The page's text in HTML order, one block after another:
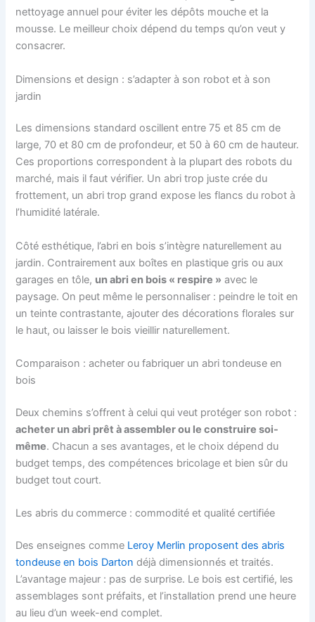
nettoyage annuel pour éviter les dépôts mouche et la
mousse. Le meilleur choix dépend du temps qu’on veut y
consacrer.
Dimensions et design : s’adapter à son robot et à son
jardin
Les dimensions standard oscillent entre 75 et 85 cm de
large, 70 et 80 cm de profondeur, et 50 à 60 cm de hauteur.
Ces proportions correspondent à la plupart des robots du
marché, mais il faut vérifier. Un abri trop juste crée du
frottement, un abri trop grand expose les flancs du robot à
l’humidité latérale.
Côté esthétique, l’abri en bois s’intègre naturellement au
jardin. Contrairement aux boîtes en plastique gris ou aux
garages en tôle, un abri en bois « respire » avec le
paysage. On peut même le personnaliser : peindre le toit en
un teinte contrastante, ajouter des décorations florales sur
le haut, ou laisser le bois vieillir naturellement.
Comparaison : acheter ou fabriquer un abri tondeuse en
bois
Deux chemins s’offrent à celui qui veut protéger son robot :
acheter un abri prêt à assembler ou le construire soi-
même. Chacun a ses avantages, et le choix dépend du
budget temps, des compétences bricolage et bien sûr du
budget tout court.
Les abris du commerce : commodité et qualité certifiée
Des enseignes comme Leroy Merlin proposent des abris
tondeuse en bois Darton déjà dimensionnés et traités.
L’avantage majeur : pas de surprise. Le bois est certifié, les
assemblages sont préfaits, et l’installation prend une heure
au lieu d’un week-end complet.